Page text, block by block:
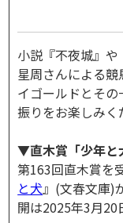
小説『不夜城』
星周さんによる
イゴールドとそ
振りをお楽しみく
▼直木賞「少年と
第163回直木賞を
と犬』(文春文庫)
開は2025年3月20